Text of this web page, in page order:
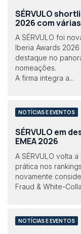
SÉRVULO
2026 com
A SÉRVULO foi
Iberia Awards
destaque no
nomeações.
A firma integra a...
NOTÍCIAS E EVENTOS
SÉRVULO em
EMEA 2026
A SÉRVULO volta
prática nos
novamente
Fraud & White-
NOTÍCIAS E EVENTOS